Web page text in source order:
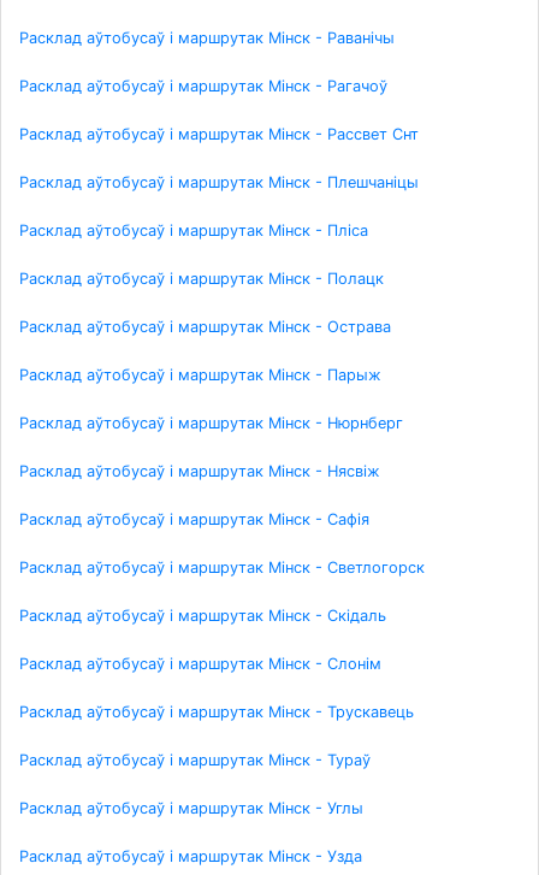
Расклад аўтобусаў і маршрутак Мінск - Раванічы
Расклад аўтобусаў і маршрутак Мінск - Рагачоў
Расклад аўтобусаў і маршрутак Мінск - Рассвет Снт
Расклад аўтобусаў і маршрутак Мінск - Плешчаніцы
Расклад аўтобусаў і маршрутак Мінск - Пліса
Расклад аўтобусаў і маршрутак Мінск - Полацк
Расклад аўтобусаў і маршрутак Мінск - Острава
Расклад аўтобусаў і маршрутак Мінск - Парыж
Расклад аўтобусаў і маршрутак Мінск - Нюрнберг
Расклад аўтобусаў і маршрутак Мінск - Нясвіж
Расклад аўтобусаў і маршрутак Мінск - Сафія
Расклад аўтобусаў і маршрутак Мінск - Светлогорск
Расклад аўтобусаў і маршрутак Мінск - Скідаль
Расклад аўтобусаў і маршрутак Мінск - Слонім
Расклад аўтобусаў і маршрутак Мінск - Трускавець
Расклад аўтобусаў і маршрутак Мінск - Тураў
Расклад аўтобусаў і маршрутак Мінск - Углы
Расклад аўтобусаў і маршрутак Мінск - Узда